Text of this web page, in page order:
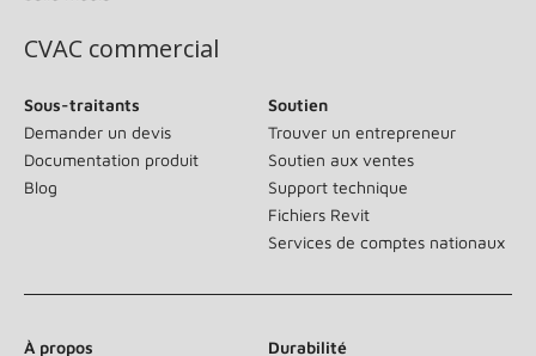
CVAC commercial
Sous-traitants
Demander un devis
Documentation produit
Blog
Soutien
Trouver un entrepreneur
Soutien aux ventes
Support technique
Fichiers Revit
Services de comptes nationaux
À propos Durabilité